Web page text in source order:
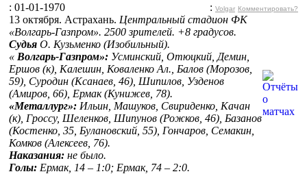
: 01-01-1970 : Volgar Комментировать?
13 октября. Астрахань. Центральный стадион ФК
«Волгарь-Газпром». 2500 зрителей. +8 градусов.
Судья О. Кузьменко (Изобильный).
« Волгарь-Газпром»: Усминский, Отюцкий, Демин,
Ершов (к), Калешин, Коваленко Ал., Балов (Морозов,
59), Суродин (Ксанаев, 46), Шипилов, Узденов
(Амиров, 66), Ермак (Кунижев, 78).
«Металлург»: Ильин, Машуков, Свириденко, Качан
(к), Гроссу, Шеленков, Шипунов (Рожков, 46), Базанов
(Костенко, 35, Булановский, 55), Гончаров, Семакин,
Комков (Алексеев, 76).
Наказания: не было.
Голы: Ермак, 14 – 1:0; Ермак, 74 – 2:0.